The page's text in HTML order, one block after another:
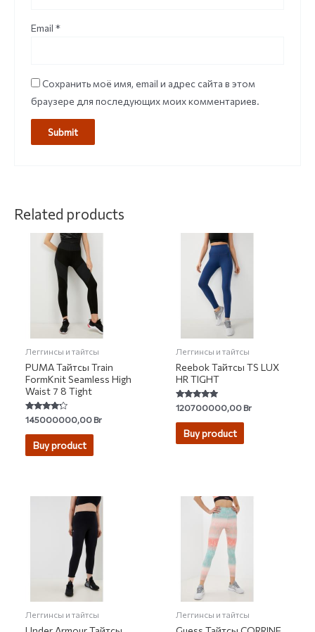
Email *
Сохранить моё имя, email и адрес сайта в этом
браузере для последующих моих комментариев.
Related products
Леггинсы и тайтсы
PUMA Тайтсы Train
FormKnit Seamless High
Waist 7 8 Tight
Rated
4.00
out of 5
145000000,00Br
Buy product
Леггинсы и тайтсы
Reebok Тайтсы TS LUX
HR TIGHT
Rated
4.74
out of 5
120700000,00Br
Buy product
Леггинсы и тайтсы Леггинсы и тайтсы